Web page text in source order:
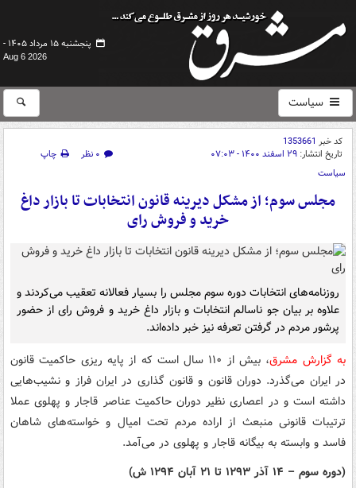
پنجشنبه ۱۵ مرداد ۱۴۰۵ -
Aug 6 2026
سیاست
کد خبر 1353661
تاریخ انتشار: ۲۹ اسفند ۱۴۰۰ - ۰۷:۰۳ ۰ نظر
چاپ
سیاست
مجلس سوم؛ از مشکل دیرینه قانون انتخابات تا بازار داغ
خرید و فروش رای
روزنامه‌های انتخابات دوره سوم مجلس را بسیار فعالانه تعقیب می‌کردند و
علاوه بر بیان جو ناسالم انتخابات و بازار داغ خرید و فروش رای از حضور
پرشور مردم در گرفتن تعرفه نیز خبر داده‌اند.
به گزارش مشرق
، بیش از ۱۱۰ سال است که از پایه ریزی حاکمیت قانون
در ایران می‌گذرد. دوران قانون و قانون گذاری در ایران فراز و نشیب‌هایی
داشته است و در اعصاری نظیر دوران حاکمیت عناصر قاجار و پهلوی عملا
ترتیبات قانونی منبعث از اراده مردم تحت امیال و خواسته‌های شاهان
فاسد و وابسته به بیگانه قاجار و پهلوی در می‌آمد.
(دوره سوم – ۱۴ آذر ۱۲۹۳ تا ۲۱ آبان ۱۲۹۴ ش)